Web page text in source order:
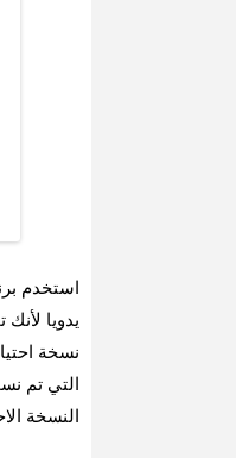
نسخة
التي تم
النسخة